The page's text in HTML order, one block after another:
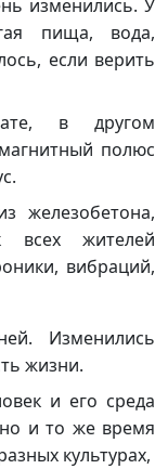
изменились. У
пища, вода,
если верить
в другом
полюс
железобетона,
всех жителей
вибраций,
Изменились
жизни.
и его среда
и то же время
культурах,